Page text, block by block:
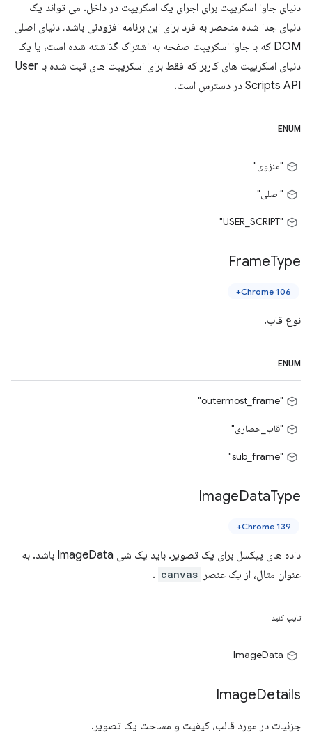
دنیای جاوا اسکریپت برای اجرای یک اسکریپت در داخل. می تواند یک
دنیای جدا شده منحصر به فرد برای این برنامه افزودنی باشد، دنیای اصلی
DOM که با جاوا اسکریپت صفحه به اشتراک گذاشته شده است، یا یک
دنیای اسکریپت های کاربر که فقط برای اسکریپت های ثبت شده با User
Scripts API در دسترس است.
ENUM
"منزوی"
"اصلی"
"USER_SCRIPT"
FrameType
Chrome 106+
نوع قاب.
ENUM
"outermost_frame"
"قاب_حصاری"
"sub_frame"
ImageDataType
Chrome 139+
داده های پیکسل برای یک تصویر. باید یک شی ImageData باشد. به
عنوان مثال، از یک عنصر canvas
.
تایپ کنید
ImageDetails
جزئیات در مورد قالب، کیفیت و مساحت یک تصویر.